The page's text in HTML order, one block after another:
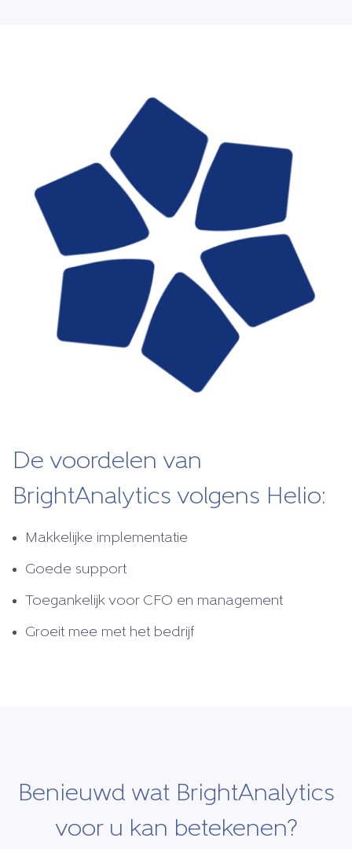
De voordelen van
BrightAnalytics volgens Helio:
Makkelijke implementatie
Goede support
Toegankelijk voor CFO en management
Groeit mee met het bedrijf
Benieuwd wat BrightAnalytics
voor u kan betekenen?